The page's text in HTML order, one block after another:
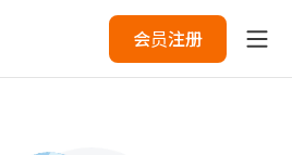
会员注册